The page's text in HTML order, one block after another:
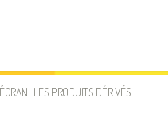
: LES PRODUITS DÉRIVÉS